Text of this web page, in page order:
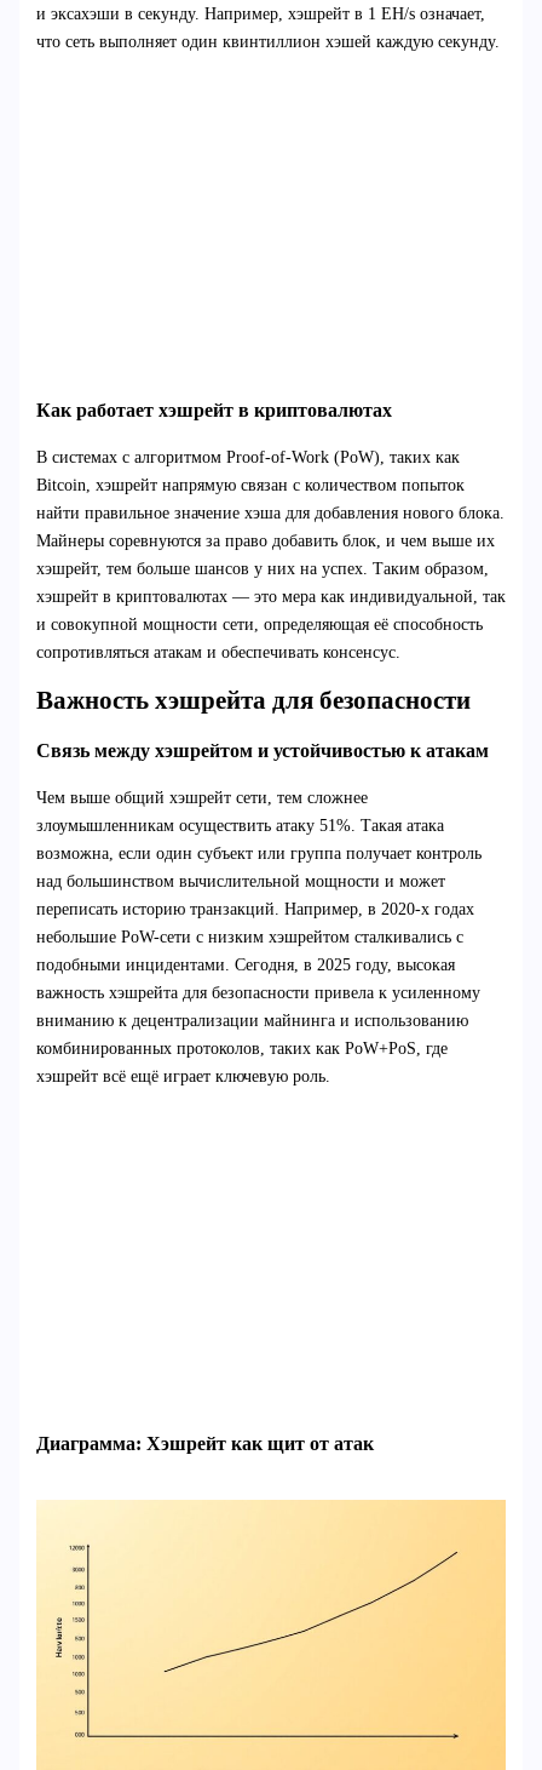
и эксахэши в секунду. Например, хэшрейт в 1 EH/s означает,
что сеть выполняет один квинтиллион хэшей каждую секунду.
Как работает хэшрейт в криптовалютах
В системах с алгоритмом Proof-of-Work (PoW), таких как
Bitcoin, хэшрейт напрямую связан с количеством попыток
найти правильное значение хэша для добавления нового блока.
Майнеры соревнуются за право добавить блок, и чем выше их
хэшрейт, тем больше шансов у них на успех. Таким образом,
хэшрейт в криптовалютах — это мера как индивидуальной, так
и совокупной мощности сети, определяющая её способность
сопротивляться атакам и обеспечивать консенсус.
Важность хэшрейта для безопасности
Связь между хэшрейтом и устойчивостью к атакам
Чем выше общий хэшрейт сети, тем сложнее
злоумышленникам осуществить атаку 51%. Такая атака
возможна, если один субъект или группа получает контроль
над большинством вычислительной мощности и может
переписать историю транзакций. Например, в 2020-х годах
небольшие PoW-сети с низким хэшрейтом сталкивались с
подобными инцидентами. Сегодня, в 2025 году, высокая
важность хэшрейта для безопасности привела к усиленному
вниманию к децентрализации майнинга и использованию
комбинированных протоколов, таких как PoW+PoS, где
хэшрейт всё ещё играет ключевую роль.
Диаграмма: Хэшрейт как щит от атак